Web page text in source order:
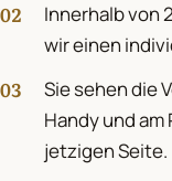
Innerhalb von
wir einen
Sie sehen die
Handy und
jetzigen Seite.